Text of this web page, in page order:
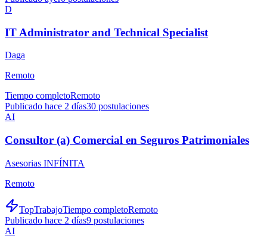
D
IT Administrator and Technical Specialist
Daga
Remoto
Tiempo completoRemoto
Publicado hace 2 días30 postulaciones
AI
Consultor (a) Comercial en Seguros Patrimoniales
Asesorias INFÍNITA
Remoto
TopTrabajoTiempo completoRemoto
Publicado hace 2 días9 postulaciones
AI